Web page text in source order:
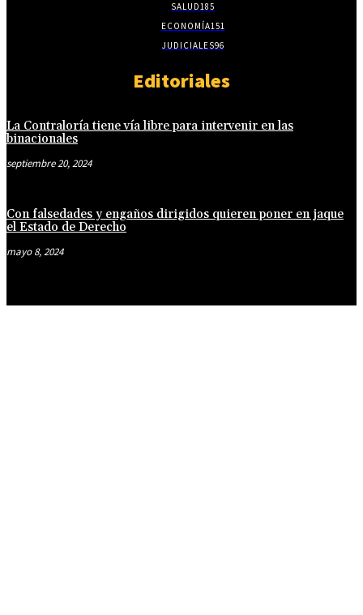
SALUD185
ECONOMÍA151
JUDICIALES96
Editoriales
La Contraloría tiene vía libre para intervenir en las
binacionales
septiembre 20, 2024
Con falsedades y engaños dirigidos quieren poner en jaque
el Estado de Derecho
mayo 8, 2024